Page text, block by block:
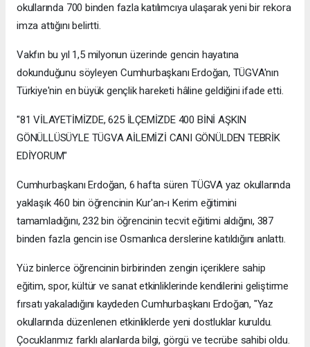
okullarında 700 binden fazla katılımcıya ulaşarak yeni bir rekora
imza attığını belirtti.
Vakfın bu yıl 1,5 milyonun üzerinde gencin hayatına
dokunduğunu söyleyen Cumhurbaşkanı Erdoğan, TÜGVA'nın
Türkiye'nin en büyük gençlik hareketi hâline geldiğini ifade etti.
"81 VİLAYETİMİZDE, 625 İLÇEMİZDE 400 BİNİ AŞKIN
GÖNÜLLÜSÜYLE TÜGVA AİLEMİZİ CANI GÖNÜLDEN TEBRİK
EDİYORUM"
Cumhurbaşkanı Erdoğan, 6 hafta süren TÜGVA yaz okullarında
yaklaşık 460 bin öğrencinin Kur'an-ı Kerim eğitimini
tamamladığını, 232 bin öğrencinin tecvit eğitimi aldığını, 387
binden fazla gencin ise Osmanlıca derslerine katıldığını anlattı.
Yüz binlerce öğrencinin birbirinden zengin içeriklere sahip
eğitim, spor, kültür ve sanat etkinliklerinde kendilerini geliştirme
fırsatı yakaladığını kaydeden Cumhurbaşkanı Erdoğan, "Yaz
okullarında düzenlenen etkinliklerde yeni dostluklar kuruldu.
Çocuklarımız farklı alanlarda bilgi, görgü ve tecrübe sahibi oldu.